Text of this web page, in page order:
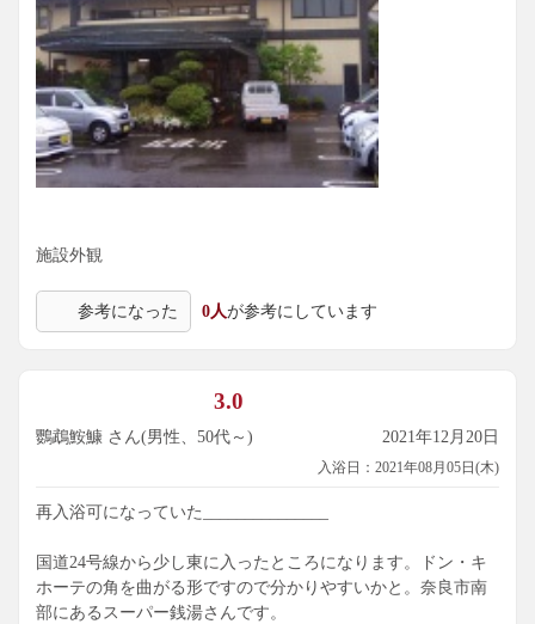
施設外観
参考になった 0人が参考にしています
3.0
鸚鵡鮟鱇 さん(男性、50代～) 2021年12月20日
入浴日：2021年08月05日(木)
再入浴可になっていた_______________
国道24号線から少し東に入ったところになります。ドン・キ
ホーテの角を曲がる形ですので分かりやすいかと。奈良市南
部にあるスーパー銭湯さんです。